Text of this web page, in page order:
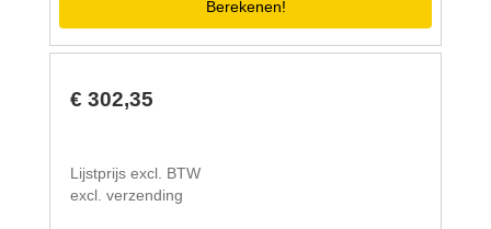
Berekenen!
€ 302,35
Lijstprijs excl. BTW
excl. verzending